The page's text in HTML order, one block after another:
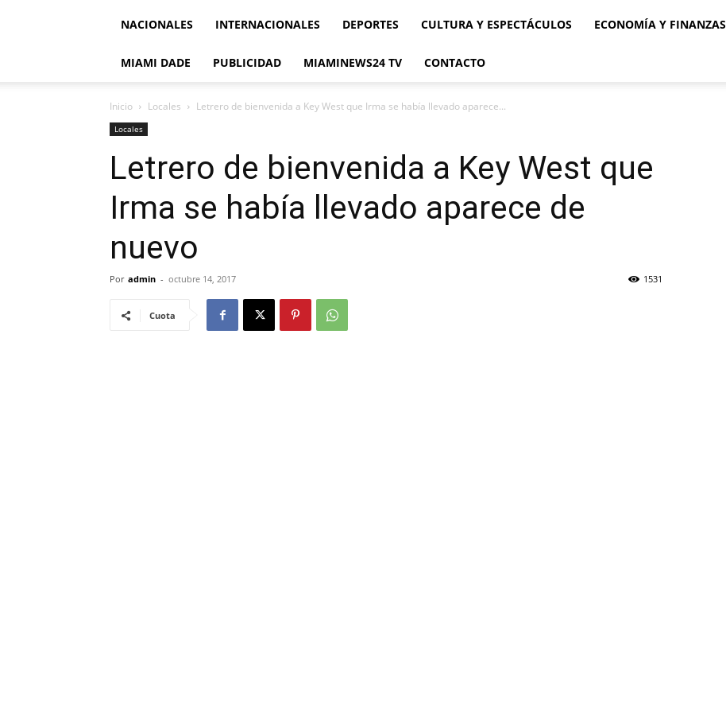
NACIONALES INTERNACIONALES DEPORTES CULTURA Y ESPECTÁCULOS ECONOMÍA Y FINANZAS
MIAMI DADE PUBLICIDAD MIAMINEWS24 TV CONTACTO
Inicio Locales Letrero de bienvenida a Key West que Irma se había llevado aparece...
Locales
Letrero de bienvenida a Key West que
Irma se había llevado aparece de
nuevo
Por admin - octubre 14, 2017 1531
Cuota